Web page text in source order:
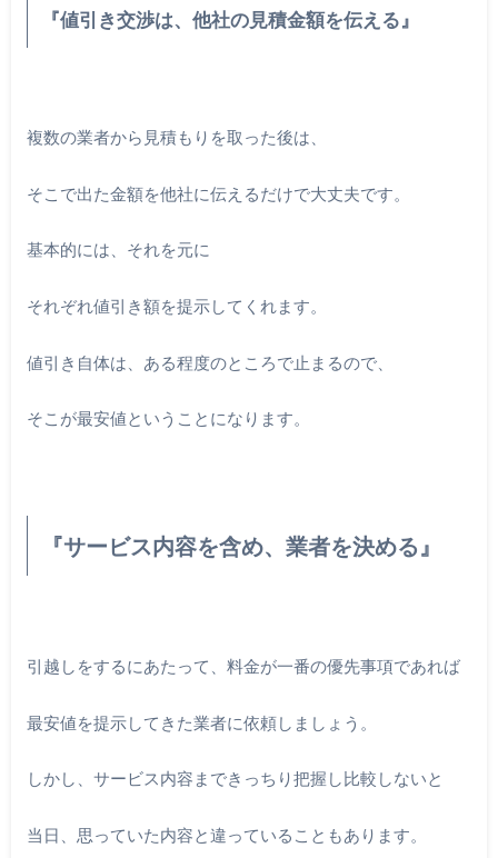
『値引き交渉は、他社の見積金額を伝える』
複数の業者から見積もりを取った後は、
そこで出た金額を他社に伝えるだけで大丈夫です。
基本的には、それを元に
それぞれ値引き額を提示してくれます。
値引き自体は、ある程度のところで止まるので、
そこが最安値ということになります。
『サービス内容を含め、業者を決める』
引越しをするにあたって、料金が一番の優先事項であれば
最安値を提示してきた業者に依頼しましょう。
しかし、サービス内容まできっちり把握し比較しないと
当日、思っていた内容と違っていることもあります。